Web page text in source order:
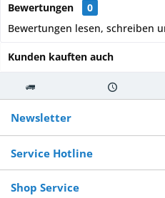
Bewertungen
0
Bewertungen lesen, schreiben
Kunden kauften auch
Kostenloser
Versand ab €
250,-
Versand innerhalb von
Newsletter
Service Hotline
Shop Service